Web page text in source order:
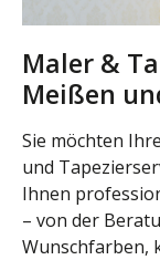
Maler &
Meißen
Sie möchten
und
Ihnen
– von der
Wunschfarben,